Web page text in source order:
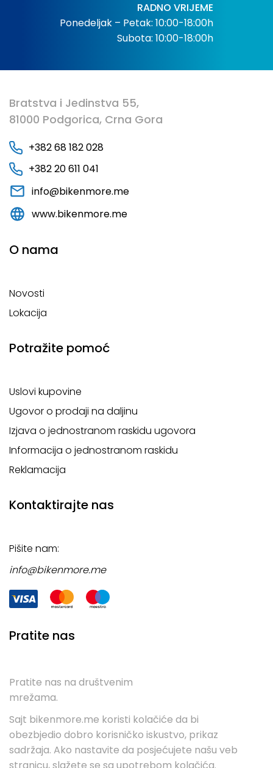
RADNO VRIJEME
Ponedeljak – Petak: 10:00-18:00h
Subota: 10:00-18:00h
Bratstva i Jedinstva 55,
81000 Podgorica, Crna Gora
+382 68 182 028
+382 20 611 041
info@bikenmore.me
www.bikenmore.me
O nama
Novosti
Lokacija
Potražite pomoć
Uslovi kupovine
Ugovor o prodaji na daljinu
Izjava o jednostranom raskidu ugovora
Informacija o jednostranom raskidu
Reklamacija
Kontaktirajte nas
Pišite nam:
info@bikenmore.me
Pratite nas
Pratite nas na društvenim
mrežama.
Sajt bikenmore.me koristi kolačiće da bi
obezbjedio dobro korisničko iskustvo, prikaz
sadržaja. Ako nastavite da posjećujete našu veb